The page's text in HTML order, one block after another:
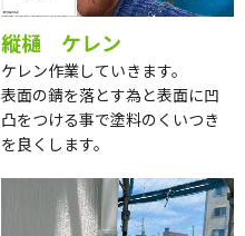
縦樋 ケレン
ケレン作業していきます。
表面の錆を落とす為と表面に凹
凸をつける事で塗料のくいつき
を良くします。